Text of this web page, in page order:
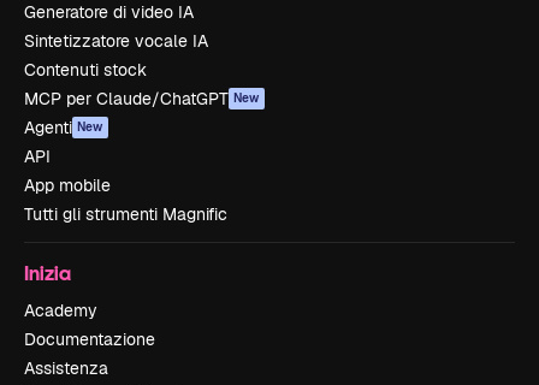
Generatore di video IA
Sintetizzatore vocale IA
Contenuti stock
MCP per Claude/ChatGPT New
Agenti New
API
App mobile
Tutti gli strumenti Magnific
Inizia
Academy
Documentazione
Assistenza